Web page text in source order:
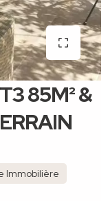
85M² &
Immobilière